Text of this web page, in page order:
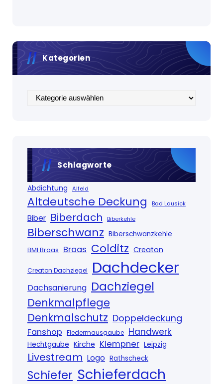
Kategorien
Kategorien
Schlagworte
Abdichtung Alfeld
Altdeutsche Deckung Bad Lausick
Biber Biberdach Biberkehle
Biberschwanz Biberschwanzkehle
BMI Braas Braas Colditz Creaton
Creaton Dachziegel Dachdecker
Dachsanierung Dachziegel
Denkmalpflege
Denkmalschutz Doppeldeckung
Fanshop Fledermausgaube Handwerk
Hechtgaube Kirche Klempner Leipzig
Livestream Logo Rathscheck
Schiefer Schieferdach